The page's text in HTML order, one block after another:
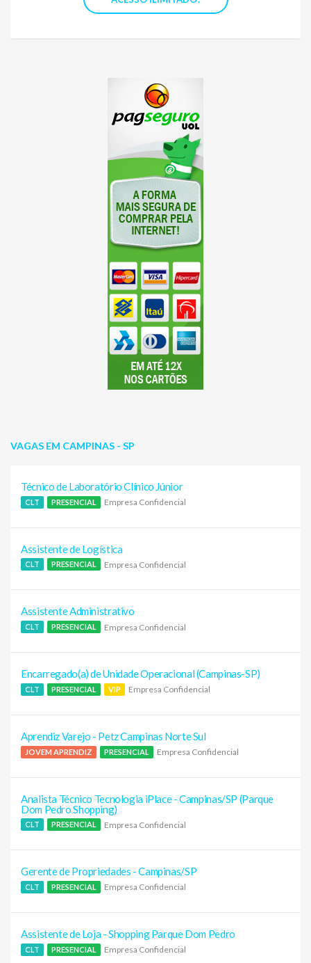
VAGAS EM CAMPINAS - SP
Técnico de Laboratório Clínico Júnior
CLT PRESENCIAL Empresa Confidencial
Assistente de Logística
CLT PRESENCIAL Empresa Confidencial
Assistente Administrativo
CLT PRESENCIAL Empresa Confidencial
Encarregado(a) de Unidade Operacional (Campinas-SP)
CLT PRESENCIAL VIP Empresa Confidencial
Aprendiz Varejo - Petz Campinas Norte Sul
JOVEM APRENDIZ PRESENCIAL Empresa Confidencial
Analista Técnico Tecnologia iPlace - Campinas/SP (Parque
Dom Pedro Shopping)
CLT PRESENCIAL Empresa Confidencial
Gerente de Propriedades - Campinas/SP
CLT PRESENCIAL Empresa Confidencial
Assistente de Loja - Shopping Parque Dom Pedro
CLT PRESENCIAL Empresa Confidencial